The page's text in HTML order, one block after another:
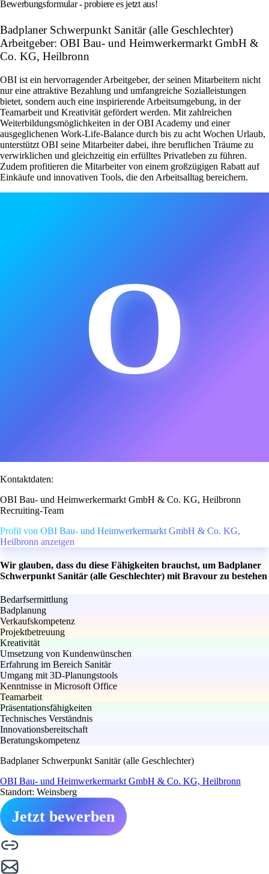
Bewerbungsformular - probiere es jetzt aus!
Badplaner Schwerpunkt Sanitär (alle Geschlechter)
Arbeitgeber: OBI Bau- und Heimwerkermarkt GmbH &
Co. KG, Heilbronn
OBI ist ein hervorragender Arbeitgeber, der seinen Mitarbeitern nicht
nur eine attraktive Bezahlung und umfangreiche Sozialleistungen
bietet, sondern auch eine inspirierende Arbeitsumgebung, in der
Teamarbeit und Kreativität gefördert werden. Mit zahlreichen
Weiterbildungsmöglichkeiten in der OBI Academy und einer
ausgeglichenen Work-Life-Balance durch bis zu acht Wochen Urlaub,
unterstützt OBI seine Mitarbeiter dabei, ihre beruflichen Träume zu
verwirklichen und gleichzeitig ein erfülltes Privatleben zu führen.
Zudem profitieren die Mitarbeiter von einem großzügigen Rabatt auf
Einkäufe und innovativen Tools, die den Arbeitsalltag bereichern.
O
Kontaktdaten:
OBI Bau- und Heimwerkermarkt GmbH & Co. KG, Heilbronn
Recruiting-Team
Profil von OBI Bau- und Heimwerkermarkt GmbH & Co. KG,
Heilbronn anzeigen
Wir glauben, dass du diese Fähigkeiten brauchst, um Badplaner
Schwerpunkt Sanitär (alle Geschlechter) mit Bravour zu bestehen
Bedarfsermittlung
Badplanung
Verkaufskompetenz
Projektbetreuung
Kreativität
Umsetzung von Kundenwünschen
Erfahrung im Bereich Sanitär
Umgang mit 3D-Planungstools
Kenntnisse in Microsoft Office
Teamarbeit
Präsentationsfähigkeiten
Technisches Verständnis
Innovationsbereitschaft
Beratungskompetenz
Badplaner Schwerpunkt Sanitär (alle Geschlechter)
OBI Bau- und Heimwerkermarkt GmbH & Co. KG, Heilbronn
Standort: Weinsberg
Jetzt bewerben